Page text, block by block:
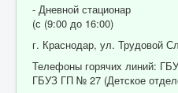
- Дневной стационар
(с (9:00 до 16:00)
г. Краснодар, ул. Трудовой
Телефоны горячих линий:
ГБУЗ ГП № 27 (Детское